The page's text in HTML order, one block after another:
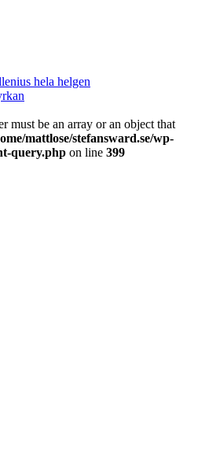
hela helgen
must be an array or an object that
mattlose/stefansward.se/wp-
query.php on line 399